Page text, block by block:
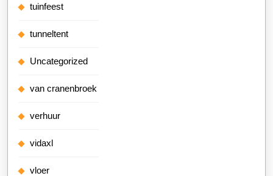
tuinfeest
tunneltent
Uncategorized
van cranenbroek
verhuur
vidaxl
vloer